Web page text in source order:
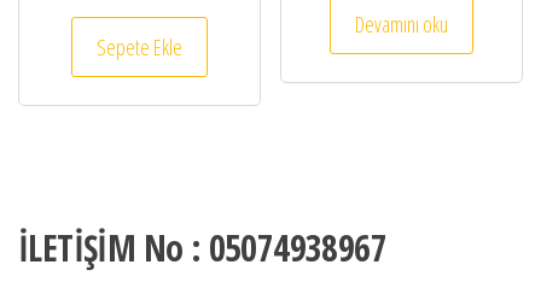
Sepete Ekle
Devamını oku
İLETİŞİM No : 05074938967